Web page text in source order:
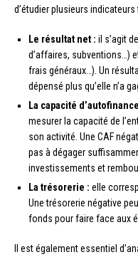
d’étudier plusieurs indicateurs
Le résultat net : il s’agit
d’affaires, subventions…)
frais généraux…). Un
dépensé plus qu’elle n’a
La capacité
mesurer la capacité de
son activité. Une CAF
pas à dégager
investissements et
La trésorerie : elle
Une trésorerie négative
fonds pour faire face aux
Il est également essentiel